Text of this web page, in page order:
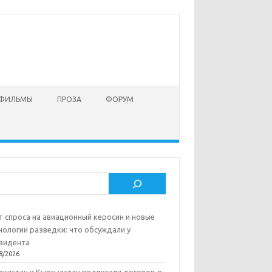
ПРОЗА ФОРУМ
спроса на авиационный керосин и новые
разведки: что обсуждали у
2026